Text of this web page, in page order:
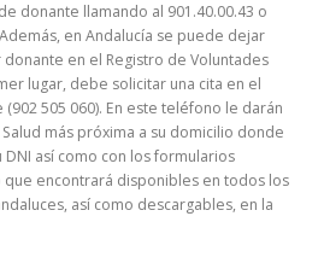
donante llamando al 901.40.00.43 o
en Andalucía se puede dejar
en el Registro de Voluntades
lugar, debe solicitar una cita en el
505 060). En este teléfono le darán
más próxima a su domicilio donde
así como con los formularios
encontrará disponibles en todos los
así como descargables, en la